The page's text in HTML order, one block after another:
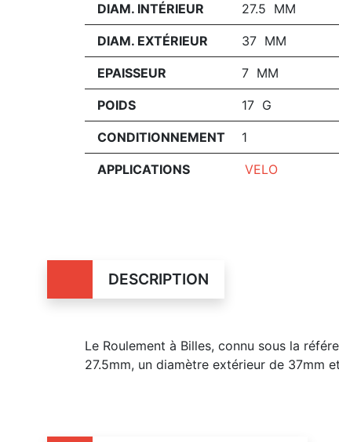
DIAM. INTÉRIEUR 27.5 MM
DIAM. EXTÉRIEUR 37 MM
EPAISSEUR 7 MM
POIDS 17 G
CONDITIONNEMENT 1
APPLICATIONS VELO
DESCRIPTION
Le Roulement à Billes, connu sous la
27.5mm, un diamètre extérieur de 37mm